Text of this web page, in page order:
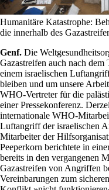
Humanitäre Katastrophe:
die innerhalb des
Genf. Die
Gazastreifen auch nach
einem israelischen
bleiben und um unsere
WHO-Vertreter für die
einer Pressekonferenz.
internationale WHO-
Luftangriff der israelischen
Mitarbeiter der
Peeperkorn berichtete in
bereits in den vergangenen
Gazastreifen von Angriffen
Vereinbarungen zum